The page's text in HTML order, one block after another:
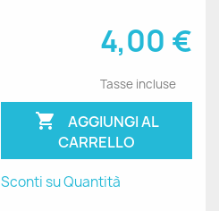
4,00 €
Tasse incluse

CARRELLO
Sconti su Quantità